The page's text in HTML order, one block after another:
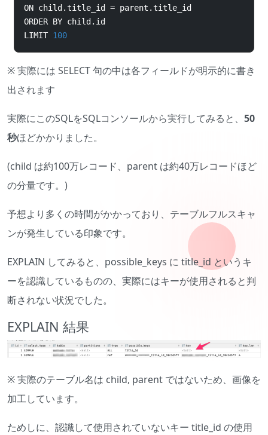
ON child .title_id = parent .title_id
ORDER BY child . id
LIMIT 100
※ 実際には SELECT 句の中は各フィールドが明示的に書き
出されます
実際にこのSQLをSQLコンソールから実行してみると、 50
秒ほどかかりました。
(child は約100万レコード、parent は約40万レコードほど
の分量です。)
予想より多くの時間がかかっており、テーブルフルスキャ
ンが発生している印象です。
EXPLAIN してみると、possible_keys に title_id というキ
ーを認識しているものの、実際にはキーが使用されると判
断されない状況でした。
EXPLAIN 結果
※ 実際のテーブル名は child, parent ではないため、画像を
加工しています。
ためしに、認識して使用されていないキー title_id の使用